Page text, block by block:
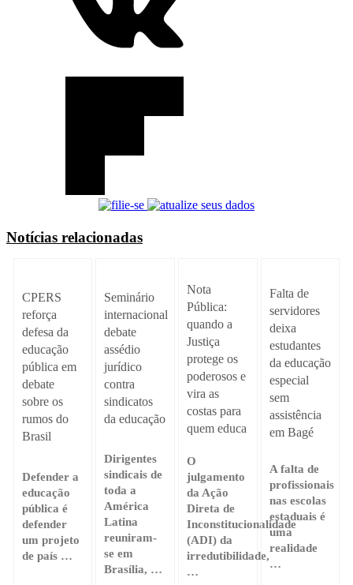
Notícias relacionadas
CPERS
reforça
defesa da
educação
pública em
debate
sobre os
rumos do
Brasil
Defender a
educação
pública é
defender
um projeto
de país …
Seminário
internacional
debate
assédio
jurídico
contra
sindicatos
da educação
Dirigentes
sindicais de
toda a
América
Latina
reuniram-
se em
Brasília, …
Nota
Pública:
quando a
Justiça
protege os
poderosos e
vira as
costas para
quem educa
O
julgamento
da Ação
Direta de
Inconstitucionalidade
(ADI) da
irredutibilidade,
…
Falta de
servidores
deixa
estudantes
da educação
especial
sem
assistência
em Bagé
A falta de
profissionais
nas escolas
estaduais é
uma
realidade
…